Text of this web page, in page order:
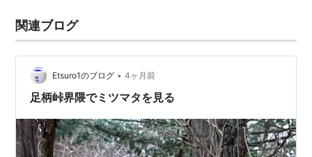
関連ブログ
Etsuro1のブログ • 4ヶ月前
足柄峠界隈でミツマタを見る